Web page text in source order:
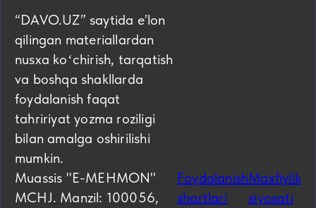
“DAVO.UZ” saytida eʼlon
qilingan materiallardan
nusxa koʻchirish, tarqatish
va boshqa shakllarda
foydalanish faqat
tahririyat yozma roziligi
bilan amalga oshirilishi
mumkin.
Muassis "E-MEHMON"
MCHJ. Manzil: 100056,
Foydalanish
shartlari
Maxfiylik
siyosati